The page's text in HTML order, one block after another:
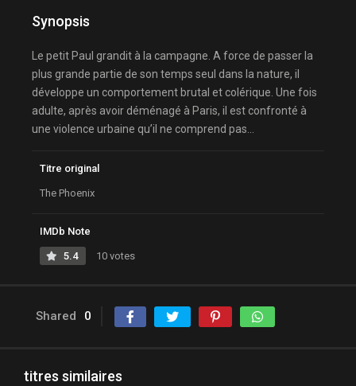
Synopsis
Le petit Paul grandit à la campagne. A force de passer la
plus grande partie de son temps seul dans la nature, il
développe un comportement brutal et colérique. Une fois
adulte, après avoir déménagé à Paris, il est confronté à
une violence urbaine qu’il ne comprend pas…
Titre original
The Phoenix
IMDb Note
5.4 10 votes
Shared 0
titres similaires